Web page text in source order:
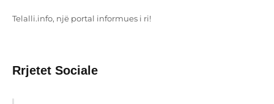
Telalli.info, një portal informues i ri!
Rrjetet Sociale